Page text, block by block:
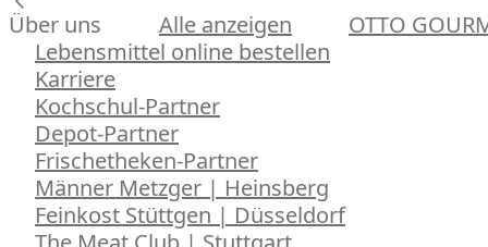
Über uns Alle anzeigen
OTTO
Lebensmittel online bestellen
Karriere
Kochschul-Partner
Depot-Partner
Frischetheken-Partner
Männer Metzger | Heinsberg
Feinkost Stüttgen | Düsseldorf